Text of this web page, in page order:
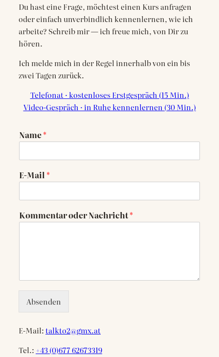
Du hast eine Frage, möchtest einen Kurs anfragen
oder einfach unverbindlich kennenlernen, wie ich
arbeite? Schreib mir — ich freue mich, von Dir zu
hören.
Ich melde mich in der Regel innerhalb von ein bis
zwei Tagen zurück.
Telefonat · kostenloses Erstgespräch (15 Min.)
Video-Gespräch · in Ruhe kennenlernen (30 Min.)
Name*
E-Mail *
Kommentar oder Nachricht*
Absenden
E-Mail:talkto2@gmx.at
Tel.: +43 (0)677 62673319